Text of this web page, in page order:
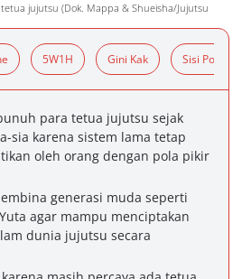
jujutsu (Dok. Mappa & Shueisha/Jujutsu
5W1H Gini Kak Sisi Positif
para tetua jujutsu sejak
sia karena sistem lama tetap
oleh orang dengan pola pikir
generasi muda seperti
agar mampu menciptakan
dunia jujutsu secara